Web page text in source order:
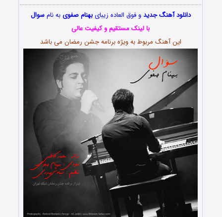
دانلود آهنگ جدیدو فوق العاده زیبایبهنام صفوی به نامسوال
با لینک مستقیم و کیفیت عالی
این آهنگ مربوط به ویژه برنامه جشن رمضان می باشد